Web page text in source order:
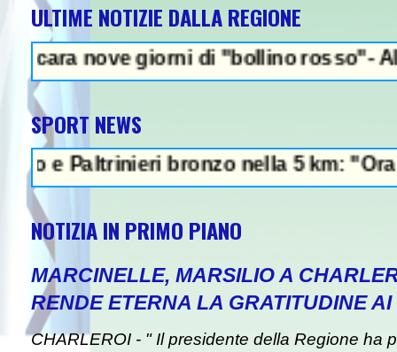
ULTIME NOTIZIE DALLA REGIONE
giorni di "bollino rosso"- Allerta
SPORT NEWS
bronzo nella 5 km: "Ora ci
NOTIZIA IN PRIMO PIANO
MARCINELLE, MARSILIO A
RENDE ETERNA LA GRATITUDINE
CHARLEROI - " Il presidente della Regione ha
NEWS IN